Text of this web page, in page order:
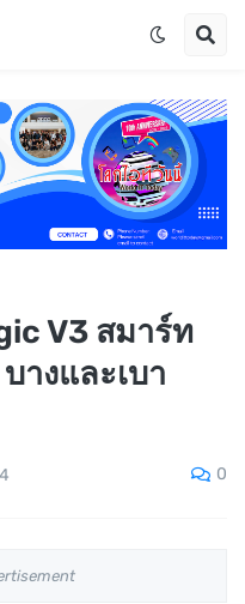
V3 สมาร์ท
างและเบา
0